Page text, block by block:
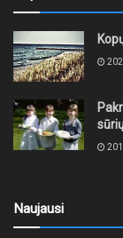
Naujausi